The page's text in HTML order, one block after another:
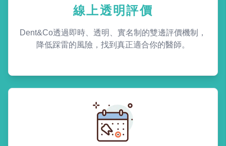
線上透明評價
Dent&Co透過即時、透明、實名制的雙邊評價機制，
降低踩雷的風險，找到真正適合你的醫師。